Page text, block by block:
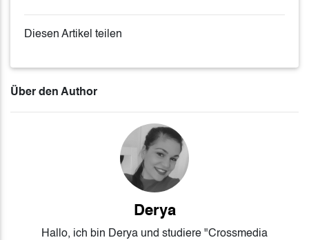
Diesen Artikel teilen
Über den Author
Derya
Hallo, ich bin Derya und studiere "Crossmedia